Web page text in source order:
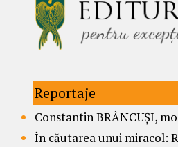
Reportaje
Constantin BRÂNCUȘI,
În căutarea unui miracol: